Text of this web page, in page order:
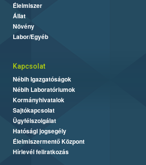
Élelmiszer
Állat
Növény
Labor/Egyéb
Kapcsolat
Nébih Igazgatóságok
Nébih Laboratóriumok
Kormányhivatalok
Sajtókapcsolat
Ügyfélszolgálat
Hatósági jogsegély
Élelmiszermentő Központ
Hírlevél feliratkozás